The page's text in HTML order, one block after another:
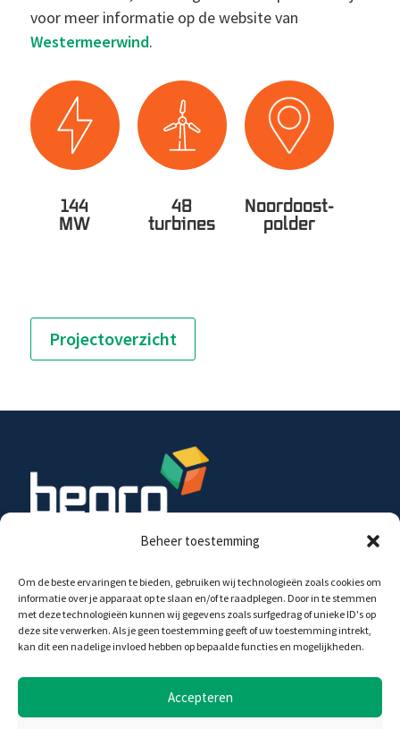
Beheer toestemming
Om de beste ervaringen te bieden, gebruiken wij technologieën zoals cookies om
informatie over je apparaat op te slaan en/of te raadplegen. Door in te stemmen
met deze technologieën kunnen wij gegevens zoals surfgedrag of unieke ID's op
deze site verwerken. Als je geen toestemming geeft of uw toestemming intrekt,
kan dit een nadelige invloed hebben op bepaalde functies en mogelijkheden.
Accepteren
voor meer informatie op de website van
Westermeerwind.
144
MW
48
turbines
Noordoost-
polder
Projectoverzicht
ontwikkeling, realisatie en exploitatie van wind- en
zonne-energie projecten, op land en op water, in
samenwerking met diverse partijen.
Begro Energy Projects B.V.